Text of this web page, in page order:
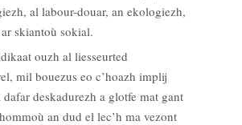
al labour-douar, an ekologiezh,
skiantoù sokial.
ouzh al liesseurted
mil bouezus eo c’hoazh implij
deskadurezh a glotfe mat gant
an dud el lec’h ma vezont